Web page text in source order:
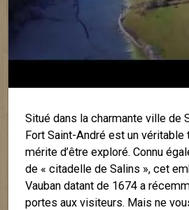
Situé dans la charmante ville de
Fort Saint-André est un
mérite d’être exploré. Connu
de « citadelle de Salins », cet
Vauban datant de 1674 a
portes aux visiteurs. Mais ne